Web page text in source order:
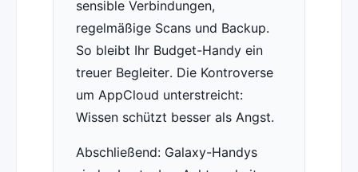
sensible Verbindungen,
regelmäßige Scans und Backup.
So bleibt Ihr Budget-Handy ein
treuer Begleiter. Die Kontroverse
um AppCloud unterstreicht:
Wissen schützt besser als Angst.
Abschließend: Galaxy-Handys